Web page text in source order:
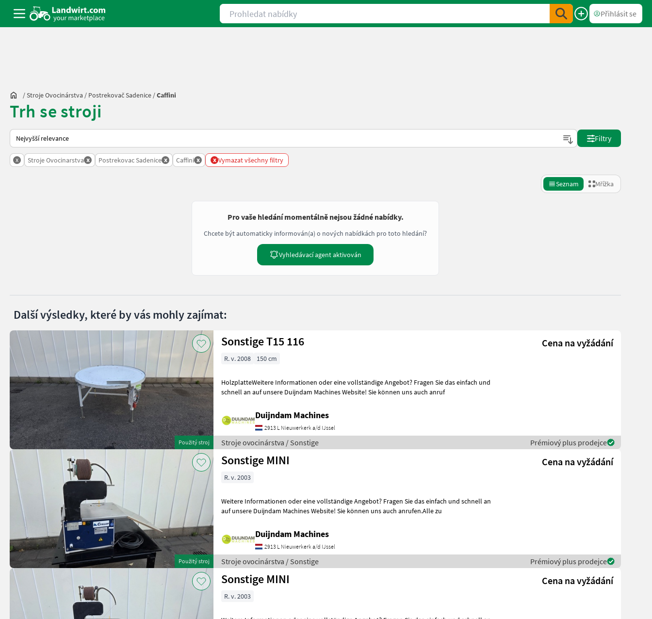
Prohledat nabídky
Přihlásit se
/Stroje Ovocinárstva / Postrekovač Sadenice /Caffini
Trh se stroji
Takto se řadí nabídky na Landwirt.com
Filtry
x Stroje Ovocinarstva x Postrekovac Sadenice x Caffini x x Vymazat všechny filtry
Seznam Mřížka
Pro vaše hledání momentálně nejsou žádné nabídky.
Chcete být automaticky informován(a) o nových nabídkách pro toto hledání?
Vyhledávací agent aktivován
Další výsledky, které by vás mohly zajímat:
Použitý stroj
Sonstige T15 116 Cena na vyžádání
R. v. 2008 150 cm
HolzplatteWeitere Informationen oder eine vollständige Angebot? Fragen Sie das einfach und
schnell an auf unsere Duijndam Machines Website! Sie können uns auch anruf
Duijndam Machines
2913 L Nieuwerkerk a/d IJssel
Stroje ovocinárstva / Sonstige Prémiový plus prodejce
Použitý stroj
Sonstige MINI Cena na vyžádání
R. v. 2003
Weitere Informationen oder eine vollständige Angebot? Fragen Sie das einfach und schnell an
auf unsere Duijndam Machines Website! Sie können uns auch anrufen.Alle zu
Duijndam Machines
2913 L Nieuwerkerk a/d IJssel
Stroje ovocinárstva / Sonstige Prémiový plus prodejce
Sonstige MINI Cena na vyžádání
R. v. 2003